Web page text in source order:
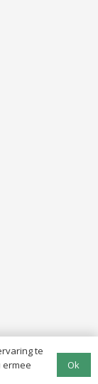
te
ermee
Ok